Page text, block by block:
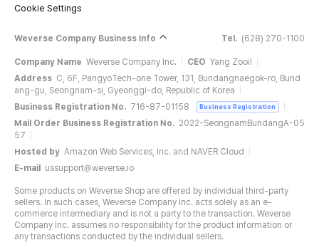
Cookie Settings
Weverse Company Business Info Tel. (628) 270-1100
Company Name Weverse Company Inc. CEO Yang Zooil
Address C, 6F, PangyoTech-one Tower, 131, Bundangnaegok-ro, Bund
ang-gu, Seongnam-si, Gyeonggi-do, Republic of Korea
Business Registration No. 716-87-01158 Business Registration
Mail Order Business Registration No. 2022-SeongnamBundangA-05
57
Hosted by Amazon Web Services, Inc. and NAVER Cloud
E-mail
ussupport@weverse.io
Some products on Weverse Shop are offered by individual third-party
sellers. In such cases, Weverse Company Inc. acts solely as an e-
commerce intermediary and is not a party to the transaction. Weverse
Company Inc. assumes no responsibility for the product information or
any transactions conducted by the individual sellers.